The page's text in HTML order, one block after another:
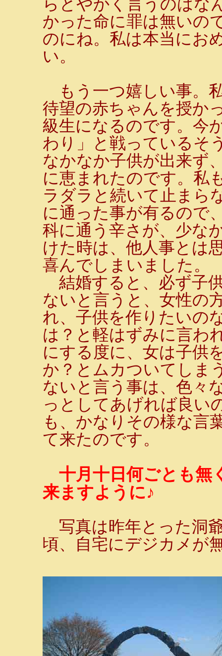
らとやかく言うのはな
かった命に罪は無いの
のにね。私は本当にお
い。
もう一つ嬉しい事。
待望の赤ちゃんを授か
級生になるのです。今
わり」と戦っているそ
なかなか子供が出来ず
に恵まれたのです。私
ラダラと続いて止まら
に通った事が有るので
科に通う辛さが、少な
けた時は、他人事とは
喜んでしまいました。
結婚すると、必ず子
ないと言うと、女性の
れ、子供を作りたいの
は？と軽はずみに言わ
にする度に、女は子供
か？とムカついてしま
ないと言う事は、色々
っとしてあげれば良い
も、かなりその様な言
て来たのです。
十月十日何ごとも無
来ますように♪
写真は昨年とった洞
頃、自宅にデジカメが